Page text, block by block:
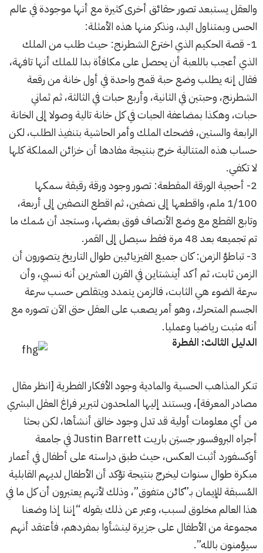
والعقل يستبعد تصور حقائق أخرى كثيرة مع أنها موجودة في عالم
الحس وبمتناول اليد، ونذكر منها هذه الأمثلة:
1- قصة الحكيم الذي اخترع الشطرنج: حيث طلب من الملك
الذي أعجب باللعبة أن يحصل على مكافأة بدا للملك أنها تافهة،
فقال إنه يطلب وضع حبة قمح واحدة في أول خانة من رقعة
الشطرنج، وحبتين في الثانية، وأربع حبات في الثالثة، ثم ثماني
حبات، وهكذا بمضاعفة الحبات في كل خانة تالية وصولا إلى الخانة
الرابعة والستين، فضحك الملك وأمر الحاشية بتنفيذ الطلب، لكن
حساب هذه المتتالية خرج بنتيجة مفادها أن خزائن المملكة كلها
لا تكفي.
2- أحجية الورقة المقطعة: تصور وجود ورقة رقيقة سمكها
1/100 ملم، واقطعها إلى نصفين، ثم اقطع النصفين إلى أربعة،
وتابع القطع مع وضع الأنصاف فوق بعضها، وستجد أن سُمك ما
تم تجميعه بعد 48 مرة فقط سيصل إلى القمر.
3- تباطؤ الزمن: كان جميع الفيزيائيين طوال التاريخ يتصورون أن
الزمن ثابت، ثم أكد أينشتاين في القرن العشرين أنه نسبي، وأن
سرعة الضوء هي الثابت، فالزمن يتمدد ويتقلص حسب سرعة
الجسم المتحرك، وهو أمر يصعب على العقل حتى الآن تصوره مع
أنه مثبت رياضيا وعمليا.
الدليل الثالث: الفطرة
تنكر المذاهب الحسية والمادية وجود الأفكار الفطرية [انظر مقال
مصادر المعرفة]، ويستند إليها الملحدون لتبرير فراغ العقل البشري
من أي معلومات أولية قد تدل وجود خالق أنشأها، لكن بحثا
أجراه البروفسور جستِن باريت Justin Barrett في جامعة
أوكسفورد أثبت العكس، حيث طبق دراسته على أطفال في أعمار
مبكرة طوال سنوات ليخرج بنتيجة تؤكد أن الأطفال لديهم القابلية
المُسبقة للإيمان بـ”كائن متفوق”، وذلك لأنهم يعتبرون أن كل ما في
هذا العالم مخلوق لسبب، وعبر عن ذلك بقوله “إننا إذا وضعنا
مجموعة من الأطفال على جزيرة لينشأوا بمفردهم، فأعتقد أنهم
سيؤمنون بالله”.